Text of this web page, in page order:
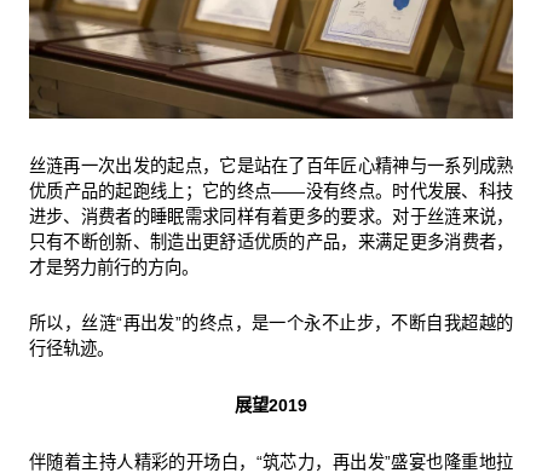
丝涟再一次出发的起点，它是站在了百年匠心精神与一系列成熟
优质产品的起跑线上；它的终点——没有终点。时代发展、科技
进步、消费者的睡眠需求同样有着更多的要求。对于丝涟来说，
只有不断创新、制造出更舒适优质的产品，来满足更多消费者，
才是努力前行的方向。
所以，丝涟“再出发”的终点，是一个永不止步，不断自我超越的
行径轨迹。
展望2019
伴随着主持人精彩的开场白，“筑芯力，再出发”盛宴也隆重地拉